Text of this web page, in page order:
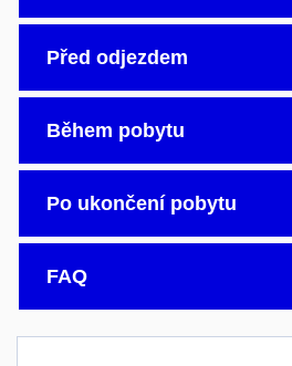
Před odjezdem
Během pobytu
Po ukončení pobytu
FAQ